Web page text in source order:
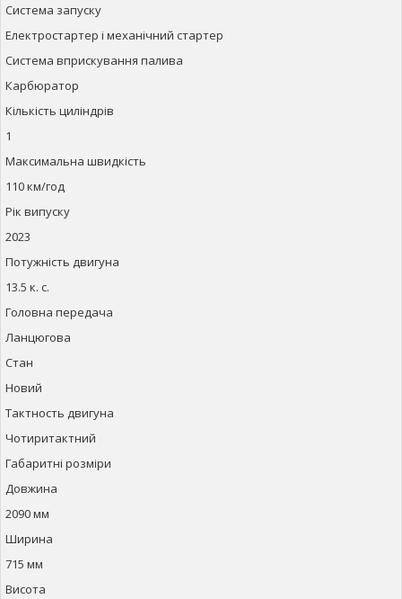
Система запуску
Електростартер і механічний стартер
Система вприскування палива
Карбюратор
Кількість циліндрів
1
Максимальна швидкість
110 км/год
Рік випуску
2023
Потужність двигуна
13.5 к. с.
Головна передача
Ланцюгова
Стан
Новий
Тактность двигуна
Чотиритактний
Габаритні розміри
Довжина
2090 мм
Ширина
715 мм
Висота